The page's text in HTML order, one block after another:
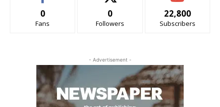
0
Fans
0
Followers
22,800
Subscribers
- Advertisement -